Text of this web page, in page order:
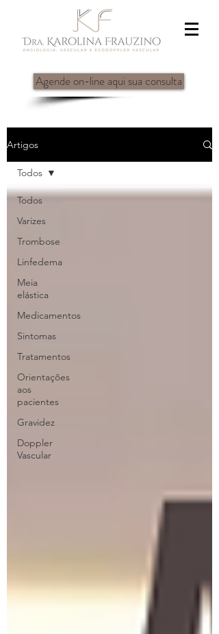
Agende on-line aqui sua consulta
Artigos
Todos
Varizes
Trombose
Linfedema
Meia
elástica
Medicamentos
Sintomas
Tratamentos
Orientações
aos
pacientes
Gravidez
Doppler
Vascular
Todos